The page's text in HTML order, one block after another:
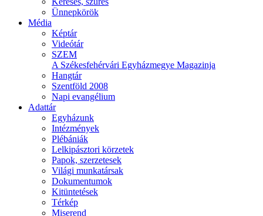
Ünnepkörök
Média
Képtár
Videótár
SZEM
A Székesfehérvári Egyházmegye Magazinja
Hangtár
Szentföld 2008
Napi evangélium
Adattár
Egyházunk
Intézmények
Plébániák
Lelkipásztori körzetek
Papok, szerzetesek
Világi munkatársak
Dokumentumok
Kitüntetések
Térkép
Miserend